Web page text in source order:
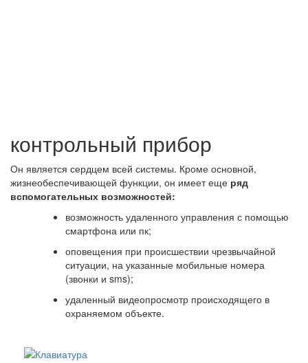
контрольный прибор
Он является сердцем всей системы. Кроме основной,
жизнеобеспечивающей функции, он имеет еще ряд
вспомогательных возможностей:
возможность удаленного управления с помощью
смартфона или пк;
оповещения при происшествии чрезвычайной
ситуации, на указанные мобильные номера
(звонки и sms);
удаленный видеопросмотр происходящего в
охраняемом объекте.